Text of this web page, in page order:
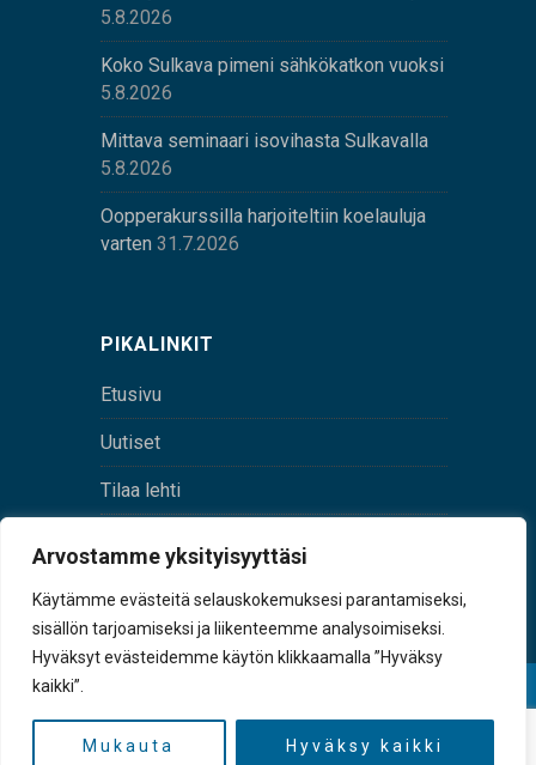
Arvostamme yksityisyyttäsi
Käytämme evästeitä selauskokemuksesi parantamiseksi,
sisällön tarjoamiseksi ja liikenteemme analysoimiseksi.
Hyväksyt evästeidemme käytön klikkaamalla ”Hyväksy
kaikki”.
Mukauta Hyväksy kaikki
5.8.2026
Koko Sulkava pimeni sähkökatkon vuoksi
5.8.2026
Mittava seminaari isovihasta Sulkavalla
5.8.2026
Oopperakurssilla harjoiteltiin koelauluja
varten 31.7.2026
PIKALINKIT
Etusivu
Uutiset
Tilaa lehti
tunnus 0167229-8